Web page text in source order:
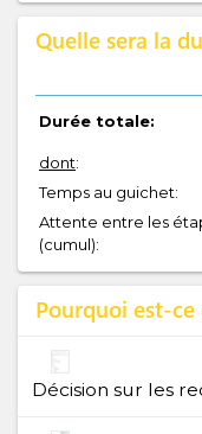
Quelle sera la
Durée totale:
dont:
Temps au guichet:
Attente entre les
(cumul):
Pourquoi est-
Décision sur les